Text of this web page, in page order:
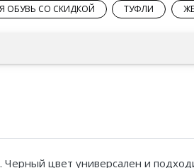
ОБУВЬ СО СКИДКОЙ ТУФЛИ
цвет универсален и